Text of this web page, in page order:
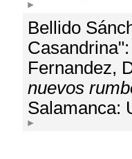
Bellido
Fernandez,
nuevos
Salamanca: